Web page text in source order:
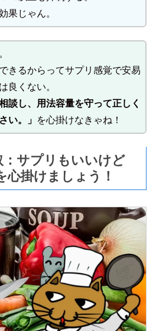
果じゃん。
きるからってサプリ感覚で安易
良くない。
談し、用法容量を守って正しく
い。」 を心掛けなきゃね！
：サプリもいいけど
心掛けましょう！